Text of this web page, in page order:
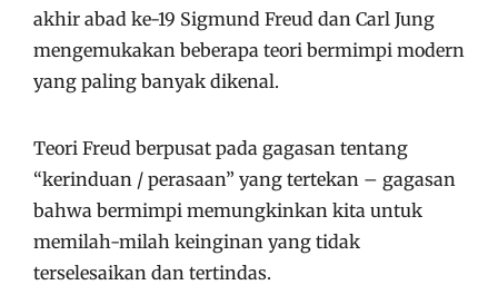
akhir abad ke-19 Sigmund Freud dan Carl Jung
mengemukakan beberapa teori bermimpi modern
yang paling banyak dikenal.
Teori Freud berpusat pada gagasan tentang
“kerinduan / perasaan” yang tertekan – gagasan
bahwa bermimpi memungkinkan kita untuk
memilah-milah keinginan yang tidak
terselesaikan dan tertindas.